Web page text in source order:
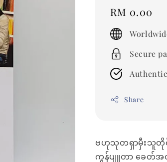
Regular
price
RM 0.00
Secure
Share
ဗဟုသုတရှာမှီးသူတိုင်
ကွန်ပျူတာ ခေတ်အ